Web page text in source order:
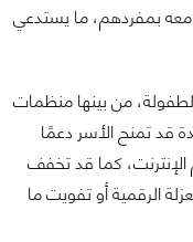
بمفردهم، ما يستدعي
من بينها منظمات
قد تمنح الأسر دعمًا
كما قد تخفف
الرقمية أو تفويت ما